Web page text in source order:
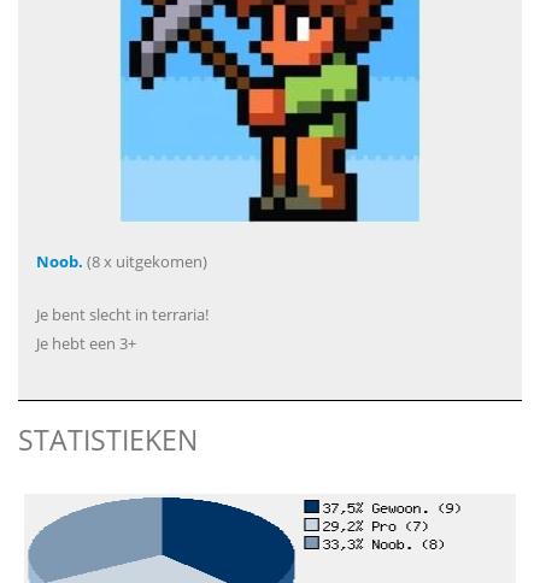
Noob. (8 x uitgekomen)
Je bent slecht in terraria!
Je hebt een 3+
STATISTIEKEN